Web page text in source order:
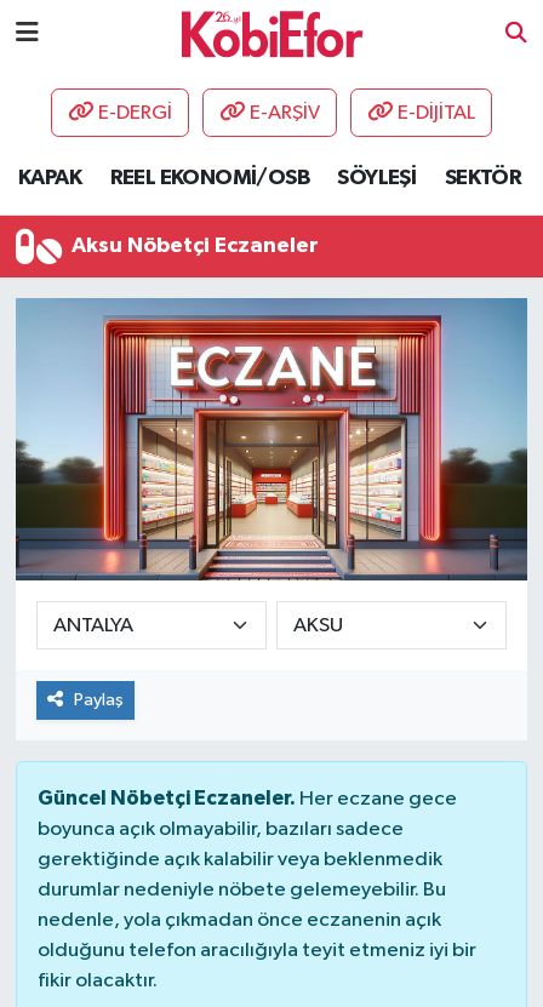
E-DERGİ E-ARŞİV E-DİJİTAL
KAPAK REEL EKONOMİ/OSB SÖYLEŞİ SEKTÖR
Aksu Nöbetçi Eczaneler
Paylaş
Güncel Nöbetçi Eczaneler. Her eczane gece
boyunca açık olmayabilir, bazıları sadece
gerektiğinde açık kalabilir veya beklenmedik
durumlar nedeniyle nöbete gelemeyebilir. Bu
nedenle, yola çıkmadan önce eczanenin açık
olduğunu telefon aracılığıyla teyit etmeniz iyi bir
fikir olacaktır.
AKADEMİ
DESTEK-TEŞVİK
ETKİNLİK
GÜNCEL
HABERLER
KAPAK
OSB
SEKTÖR
ŞİRKET PANO
SÖYLEŞİ
YAŞAM